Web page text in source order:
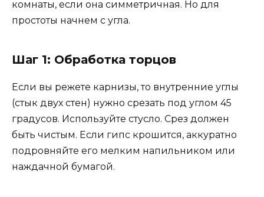
комнаты, если она симметричная. Но для
простоты начнем с угла.
Шаг 1: Обработка торцов
Если вы режете карнизы, то внутренние углы
(стык двух стен) нужно срезать под углом 45
градусов. Используйте стусло. Срез должен
быть чистым. Если гипс крошится, аккуратно
подровняйте его мелким напильником или
наждачной бумагой.